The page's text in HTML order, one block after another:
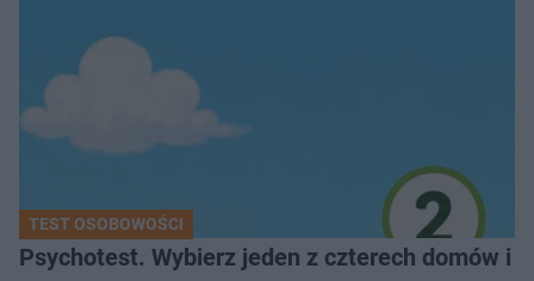
TEST OSOBOWOŚCI
Psychotest. Wybierz jeden z czterech domów i